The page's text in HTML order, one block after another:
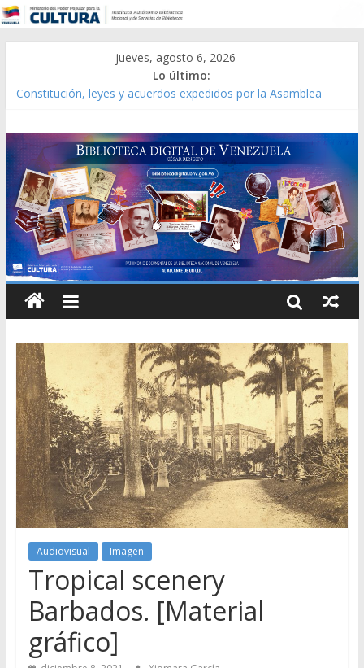
jueves, agosto 6, 2026
Lo último:
Constitución, leyes y acuerdos expedidos por la Asamblea
Modesta Bor Sánchez [material gráfico]
Gaceta Oficial de la República de Venezuela año CXXXIII Mes V,
Caracas 09 de marzo de 2006 N° 38.394
Catálogo temático de obras de Modesta Bor
Audiovisual Imagen
Tropical scenery
Barbados. [Material
gráfico]